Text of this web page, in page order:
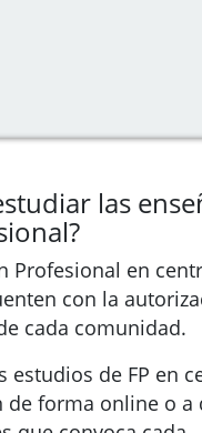
las
Profesional en
con la
cada comunidad.
estudios de FP en
forma online o a